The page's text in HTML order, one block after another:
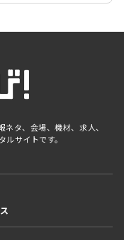
タ、会場、機材、求人、
サイトです。